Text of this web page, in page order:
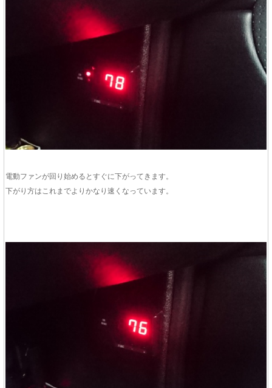
電動ファンが回り始めるとすぐに下がってきます。
下がり方はこれまでよりかなり速くなっています。